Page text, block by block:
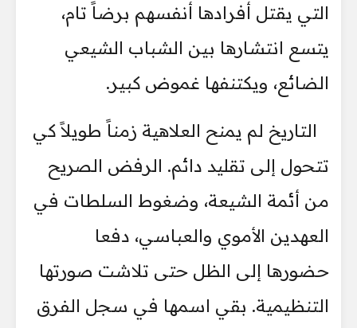
التي يقتل أفرادها أنفسهم برضاً تام،
يتسع انتشارها بين الشباب الشيعي
الضائع، ويكتنفها غموض كبير.
التاريخ لم يمنح العلاهية زمناً طويلاً كي
تتحول إلى تقليد دائم. الرفض الصريح
من أئمة الشيعة، وضغوط السلطات في
العهدين الأموي والعباسي، دفعا
حضورها إلى الظل حتى تلاشت صورتها
التنظيمية. بقي اسمها في سجل الفرق